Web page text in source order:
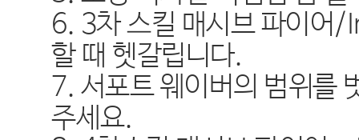
6. 3차 스킬 매시브 파이어/
할 때 헷갈립니다.
7. 서포트 웨이버의 범위를
주세요.